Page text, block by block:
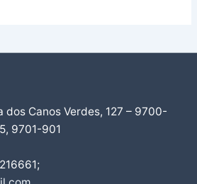
dos Canos Verdes, 127 – 9700-
9701-901